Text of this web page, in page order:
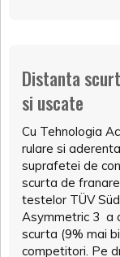
Distanta
si uscate
Cu Tehnologia
rulare si
suprafetei de
scurta de
testelor TÜV
Asymmetric 3 a
scurta (9% mai
competitori. Pe